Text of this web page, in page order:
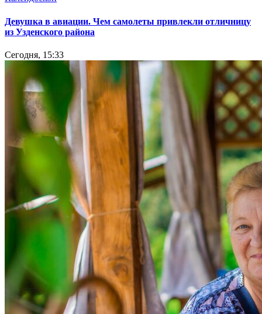
Девушка в авиации. Чем самолеты привлекли отличницу
из Узденского района
Сегодня, 15:33